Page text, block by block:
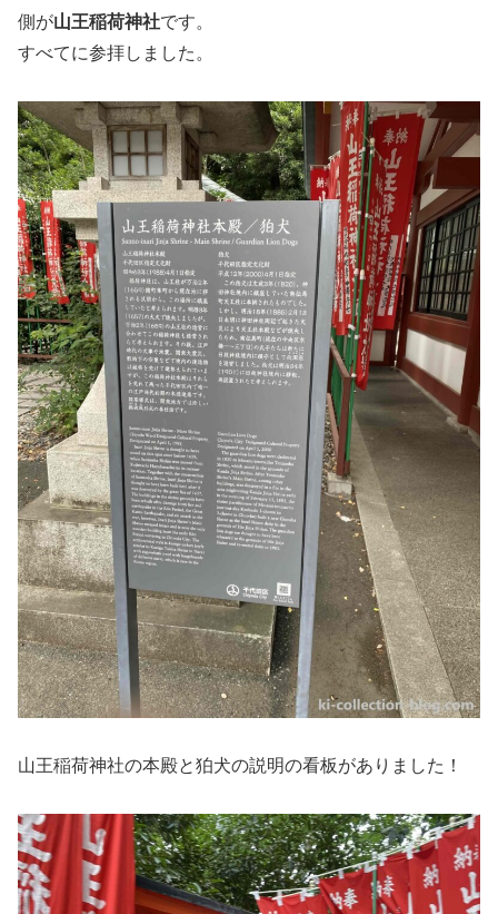
側が山王稲荷神社です。
すべてに参拝しました。
山王稲荷神社の本殿と狛犬の説明の看板がありました！